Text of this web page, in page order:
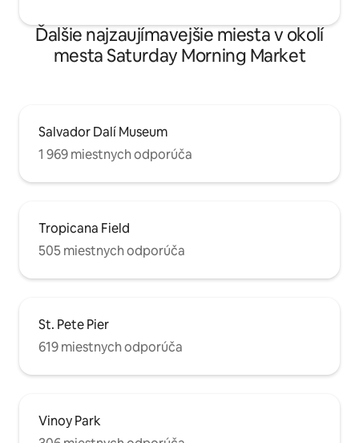
Ďalšie najzaujímavejšie miesta v okolí
mesta Saturday Morning Market
Salvador Dalí Museum
1 969 miestnych odporúča
Tropicana Field
505 miestnych odporúča
St. Pete Pier
619 miestnych odporúča
Vinoy Park